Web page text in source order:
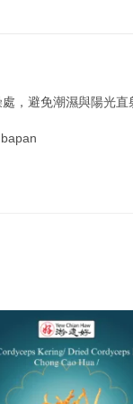
處，避免潮濕與陽光直